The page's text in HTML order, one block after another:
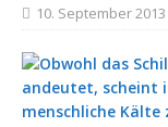
10. September 2013